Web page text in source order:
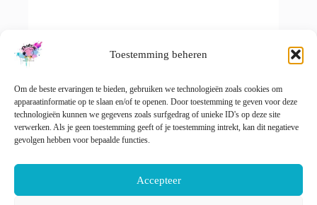
Toestemming beheren
Om de beste ervaringen te bieden, gebruiken we technologieën zoals cookies om
apparaatinformatie op te slaan en/of te openen. Door toestemming te geven voor deze
technologieën kunnen we gegevens zoals surfgedrag of unieke ID's op deze site
verwerken. Als je geen toestemming geeft of je toestemming intrekt, kan dit negatieve
gevolgen hebben voor bepaalde functies.
Accepteer
Semi Solid Maroon, Merino Aran laatste streng
Oorspronkelijke
prijs
was:
€ 20.00.
Huidige
prijs
is:
€ 15.00.
🚨 Nog maar1op voorraad!
Opties selecteren